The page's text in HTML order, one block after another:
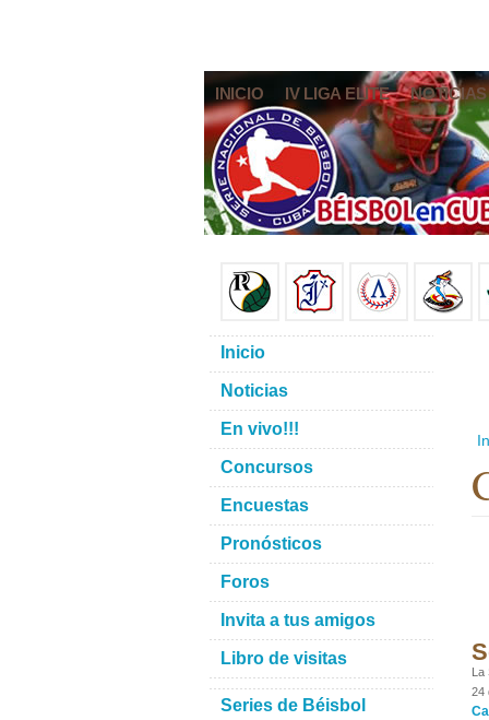
INICIO IV LIGA ELITE NOTICIAS
La
24
Inicio
Noticias
En vivo!!!
Concursos
Encuestas
Pronósticos
Foros
Invita a tus amigos
Libro de visitas
Series de Béisbol